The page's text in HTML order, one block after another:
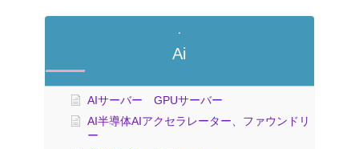
Ai
AIサーバー GPUサーバー
AI半導体AIアクセラレーター、ファウンドリ
ー